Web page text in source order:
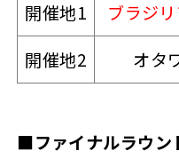
開催地1
ブラジリ
開催地2
オタ
■ファイナルラウン